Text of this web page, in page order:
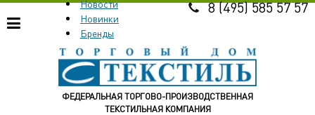
ФЕДЕРАЛЬНАЯ ТОРГОВО-ПРОИЗВОДСТВЕННАЯ
ТЕКСТИЛЬНАЯ КОМПАНИЯ
Новости
Новинки
Бренды
8 (495) 585 57 57